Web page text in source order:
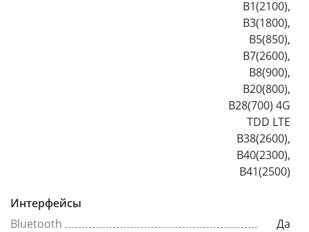
B1(2100),
B3(1800),
B5(850),
B7(2600),
B8(900),
B20(800),
B28(700) 4G
TDD LTE
B38(2600),
B40(2300),
B41(2500)
Интерфейсы
Bluetooth
Да